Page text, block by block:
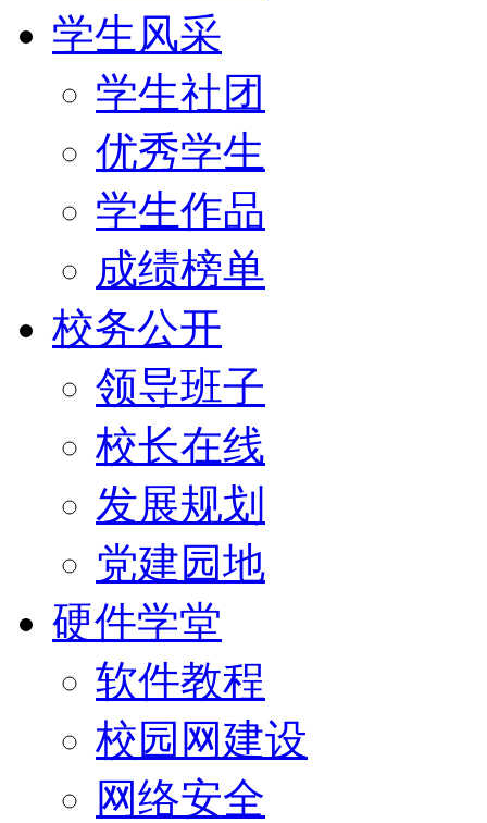
学生风采
学生社团
优秀学生
学生作品
成绩榜单
校务公开
领导班子
校长在线
发展规划
党建园地
硬件学堂
软件教程
校园网建设
网络安全